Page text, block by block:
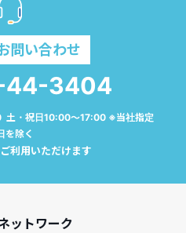
問い合わせ
44-3404
・祝日10:00～17:00 ※当社指定
を除く
利用いただけます
ットワーク